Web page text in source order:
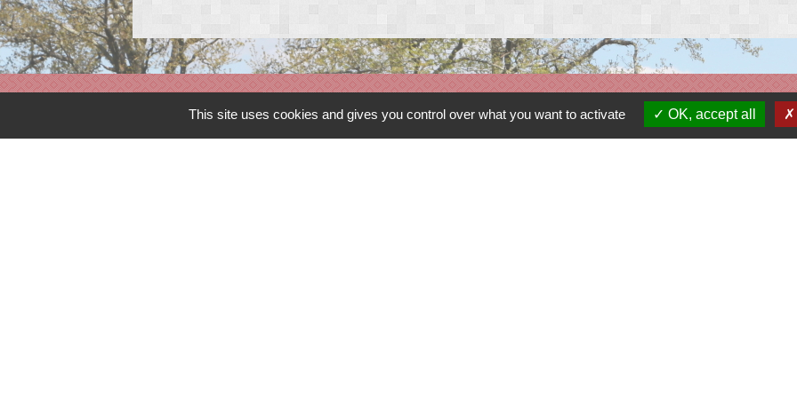
Contacts Liens
This site uses cookies and gives you control over what you want to activate OK, accept all